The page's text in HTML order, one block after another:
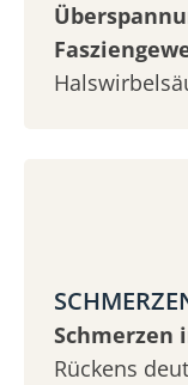
Schmerzen
Rückens